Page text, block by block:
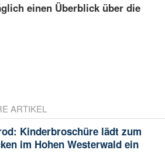
einen Überblick über die
ARTIKEL
Kinderbroschüre lädt zum
im Hohen Westerwald ein